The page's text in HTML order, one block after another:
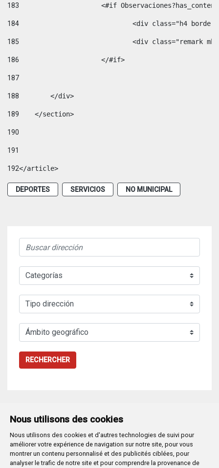
Nous utilisons des cookies
Nous utilisons des cookies et d'autres technologies de suivi pour
améliorer votre expérience de navigation sur notre site, pour vous
montrer un contenu personnalisé et des publicités ciblées, pour
analyser le trafic de notre site et pour comprendre la provenance de
183
<#if
184
<div class="h4
185
<div class="remark
186
			</#if>
187
188
        </div>
189
    </section>
190
191
192</article>
DEPORTES SERVICIOS NO MUNICIPAL
RECHERCHER
Plaza Mayor 1- 09071BURGOS
947 288 800 CIF: P-0906100-C